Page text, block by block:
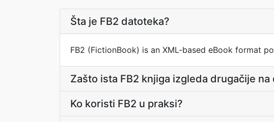
Šta je FB2 datoteka?
FB2 (FictionBook) is an XML-based eBook format
Zašto ista FB2 knjiga izgleda drugačije na
Ko koristi FB2 u praksi?